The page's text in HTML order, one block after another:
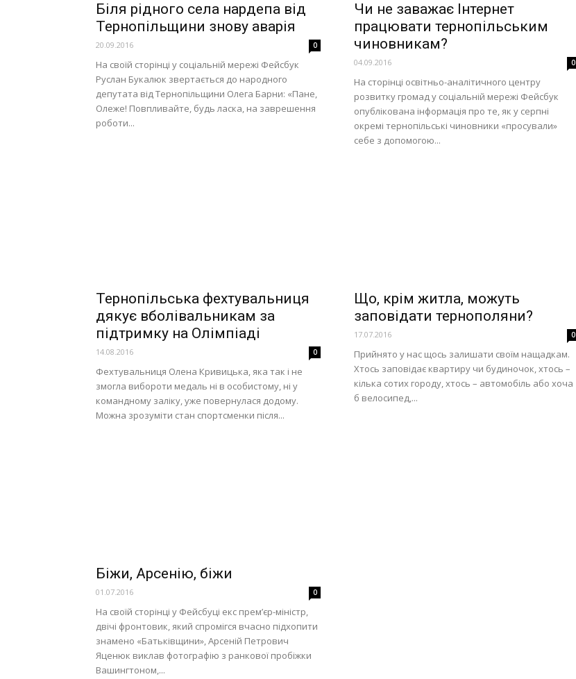
Біля рідного села нардепа від
Тернопільщини знову аварія
20.09.2016 0
На своїй сторінці у соціальній мережі Фейсбук
Руслан Букалюк звертається до народного
депутата від Тернопільщини Олега Барни: «Пане,
Олеже! Повпливайте, будь ласка, на заврешення
роботи...
Чи не заважає Інтернет
працювати тернопільським
чиновникам?
04.09.2016 0
На сторінці освітньо-аналітичного центру
розвитку громад у соціальній мережі Фейсбук
опублікована інформація про те, як у серпні
окремі тернопільські чиновники «просували»
себе з допомогою...
Тернопільська фехтувальниця
дякує вболівальникам за
підтримку на Олімпіаді
14.08.2016 0
Фехтувальниця Олена Кривицька, яка так і не
змогла вибороти медаль ні в особистому, ні у
командному заліку, уже повернулася додому.
Можна зрозуміти стан спортсменки після...
Що, крім житла, можуть
заповідати тернополяни?
17.07.2016 0
Прийнято у нас щось залишати своїм нащадкам.
Хтось заповідає квартиру чи будиночок, хтось –
кілька сотих городу, хтось – автомобіль або хоча
б велосипед,...
Біжи, Арсенію, біжи
01.07.2016 0
На своїй сторінці у Фейсбуці екс прем’єр-міністр,
двічі фронтовик, який спромігся вчасно підхопити
знамено «Батьківщини», Арсеній Петрович
Яценюк виклав фотографію з ранкової пробіжки
Вашингтоном,...